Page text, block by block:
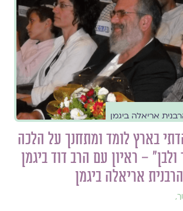
אריאלה ביגמן
בארץ לומד ומתחנך על הלכה
– ראיון עם הרב דוד ביגמן
אריאלה ביגמן
,